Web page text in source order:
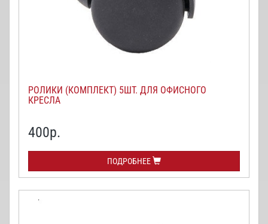
РОЛИКИ (КОМПЛЕКТ) 5ШТ. ДЛЯ ОФИСНОГО
КРЕСЛА
400р.
ПОДРОБНЕЕ